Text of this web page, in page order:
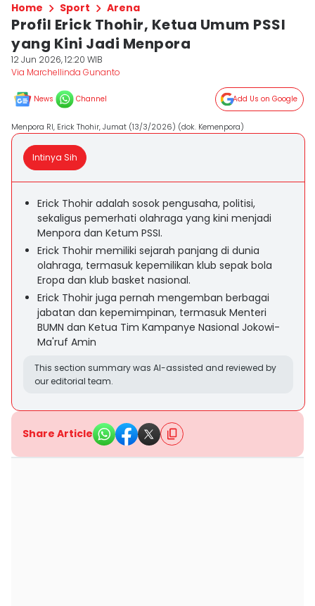
Home Sport Arena
Profil Erick Thohir, Ketua Umum PSSI
yang Kini Jadi Menpora
12 Jun 2026, 12:20 WIB
Via Marchellinda Gunanto
News Channel Add Us on Google
Menpora RI, Erick Thohir, Jumat (13/3/2026) (dok. Kemenpora)
Intinya Sih
Erick Thohir adalah sosok pengusaha, politisi,
sekaligus pemerhati olahraga yang kini menjadi
Menpora dan Ketum PSSI.
Erick Thohir memiliki sejarah panjang di dunia
olahraga, termasuk kepemilikan klub sepak bola
Eropa dan klub basket nasional.
Erick Thohir juga pernah mengemban berbagai
jabatan dan kepemimpinan, termasuk Menteri
BUMN dan Ketua Tim Kampanye Nasional Jokowi-
Ma'ruf Amin
This section summary was AI-assisted and reviewed by
our editorial team.
Share Article